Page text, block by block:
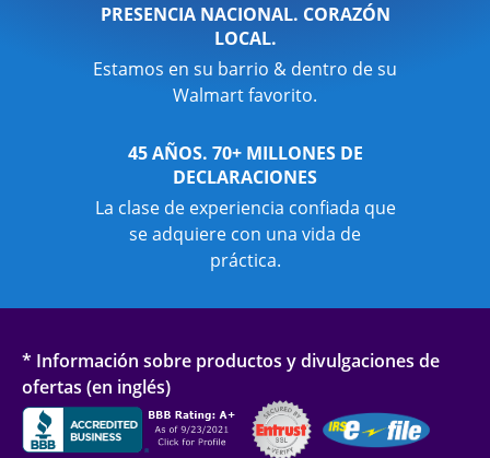
PRESENCIA NACIONAL. CORAZÓN
LOCAL.
Estamos en su barrio & dentro de su
Walmart favorito.
45 AÑOS. 70+ MILLONES DE
DECLARACIONES
La clase de experiencia confiada que
se adquiere con una vida de
práctica.
* Información sobre productos y divulgaciones de
ofertas (en inglés)